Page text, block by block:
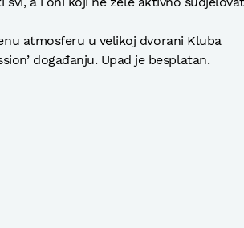
atmosferu u velikoj dvorani Kluba
događanju. Upad je besplatan.